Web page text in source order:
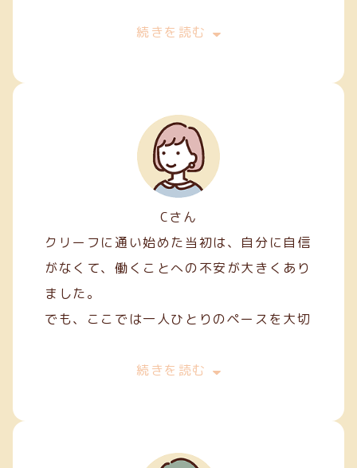
続きを読む
Cさん
クリーフに通い始めた当初は、自分に自信
がなくて、働くことへの不安が大きくあり
ました。
でも、ここでは一人ひとりのペースを大切
めることができました。
続きを読む